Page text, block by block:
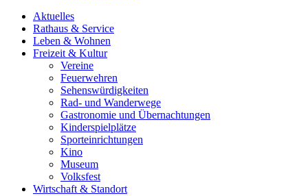
Aktuelles
Rathaus & Service
Leben & Wohnen
Freizeit & Kultur
Vereine
Feuerwehren
Sehenswürdigkeiten
Rad- und Wanderwege
Gastronomie und Übernachtungen
Kinderspielplätze
Sporteinrichtungen
Kino
Museum
Volksfest
Wirtschaft & Standort